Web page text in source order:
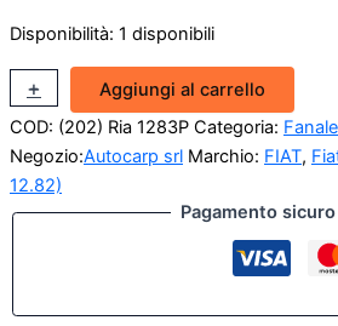
Disponibilità: 1 disponibili
-
Fanalino
anteriore
DX
Fiat
132
(Originale)
+
Aggiungi al carrello
COD: (202) Ria 1283P Categoria:
Negozio:Autocarp srl Marchio: FIAT,
12.82)
Pagamento